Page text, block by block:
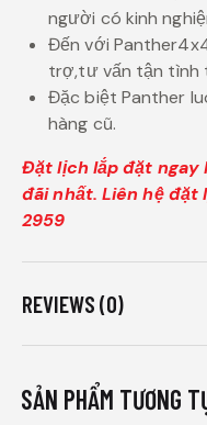
người có kinh
Đến với
trợ,tư vấn tận tình
Đặc biệt Panther
hàng cũ.
Đặt lịch lắp đặt ngay
đãi nhất. Liên hệ đặt
2959
REVIEWS (0)
SẢN PHẨM TƯƠNG